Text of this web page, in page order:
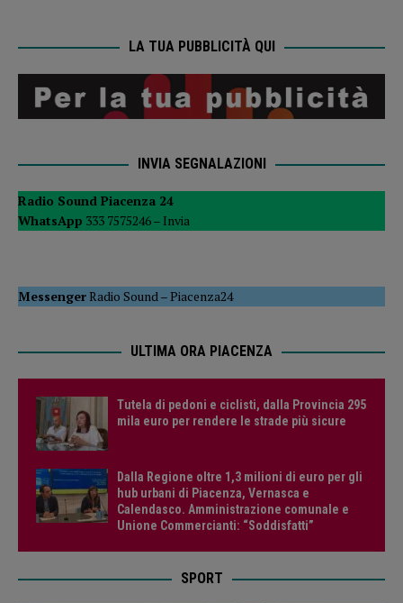
LA TUA PUBBLICITÀ QUI
INVIA SEGNALAZIONI
Radio Sound Piacenza 24
WhatsApp 333 7575246 – Invia
MessengerRadio Sound–Piacenza24
ULTIMA ORA PIACENZA
Tutela di pedoni e ciclisti, dalla Provincia 295
mila euro per rendere le strade più sicure
Dalla Regione oltre 1,3 milioni di euro per gli
hub urbani di Piacenza, Vernasca e
Calendasco. Amministrazione comunale e
Unione Commercianti: “Soddisfatti”
SPORT